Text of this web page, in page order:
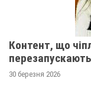
Контент, що
30 березня 2026